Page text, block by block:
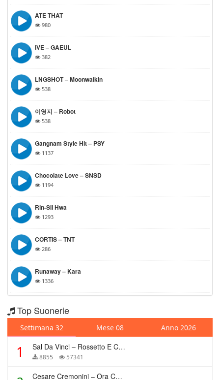
ATE THAT
980
IVE – GAEUL
382
LNGSHOT – Moonwalkin
538
이영지 – Robot
538
Gangnam Style Hit – PSY
1137
Chocolate Love – SNSD
1194
Rin-Sil Hwa
1293
CORTIS – TNT
286
Runaway – Kara
1336
Top Suonerie
Settimana 32 Mese 08 Anno 2026
1 Sal Da Vinci – Rossetto E Caffè
8855 57341
Cesare Cremonini – Ora Che Non Ho Più Te